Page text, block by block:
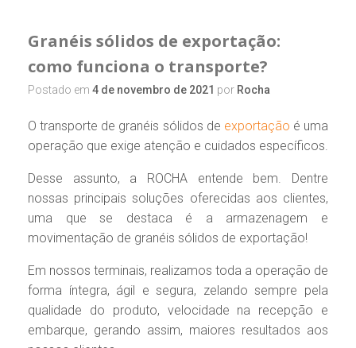
Granéis sólidos de exportação:
como funciona o transporte?
Postado em 4 de novembro de 2021 por Rocha
O transporte de granéis sólidos de exportação é uma
operação que exige atenção e cuidados específicos.
Desse assunto, a ROCHA entende bem. Dentre
nossas principais soluções oferecidas aos clientes,
uma que se destaca é a armazenagem e
movimentação de granéis sólidos de exportação!
Em nossos terminais, realizamos toda a operação de
forma íntegra, ágil e segura, zelando sempre pela
qualidade do produto, velocidade na recepção e
embarque, gerando assim, maiores resultados aos